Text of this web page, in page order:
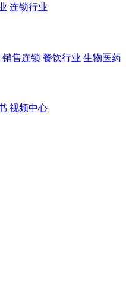
连锁行业
销售连锁 餐饮行业 生物医药
视频中心